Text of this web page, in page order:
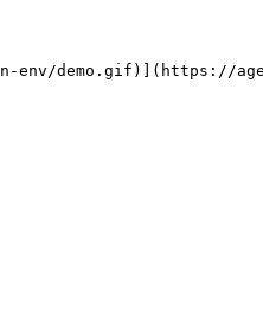
demo.gif)](https://